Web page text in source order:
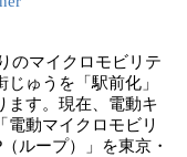
のマイクロモビリテ
ゅうを「駅前化」
ます。現在、電動キ
電動マイクロモビリ
ループ）」を東京・